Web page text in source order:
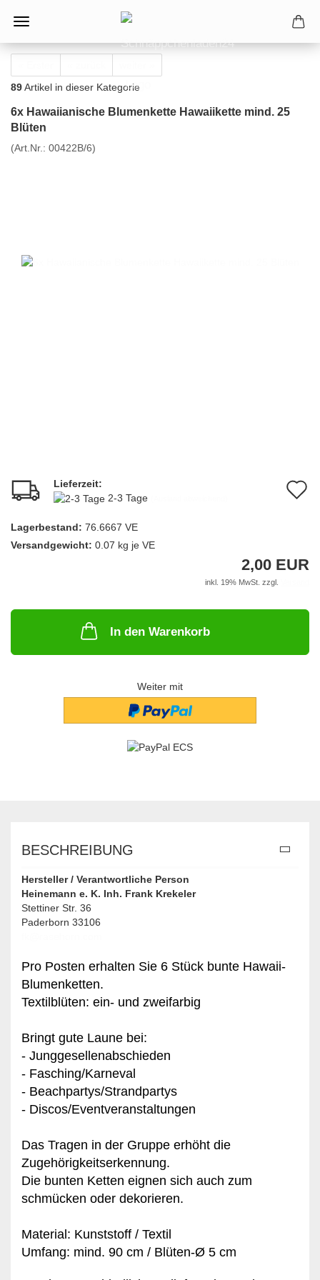
89Artikel in dieser Kategorie
6x Hawaiianische Blumenkette Hawaiikette mind. 25
Blüten
(Art.Nr.: 00422B/6)
Lieferzeit:
2-3 Tage
Lagerbestand: 76.6667 VE
Versandgewicht: 0.07 kg je VE
2,00 EUR
inkl. 19% MwSt. zzgl.
In den Warenkorb
Weiter mit
BESCHREIBUNG
Hersteller / Verantwortliche Person
Heinemann e. K. Inh. Frank Krekeler
Stettiner Str. 36
Paderborn 33106
Pro Posten erhalten Sie 6 Stück bunte Hawaii-
Blumenketten.
Textilblüten: ein- und zweifarbig
Bringt gute Laune bei:
- Junggesellenabschieden
- Fasching/Karneval
- Beachpartys/Strandpartys
- Discos/Eventveranstaltungen
Das Tragen in der Gruppe erhöht die
Zugehörigkeitserkennung.
Die bunten Ketten eignen sich auch zum
schmücken oder dekorieren.
Material: Kunststoff / Textil
Umfang: mind. 90 cm / Blüten-Ø 5 cm